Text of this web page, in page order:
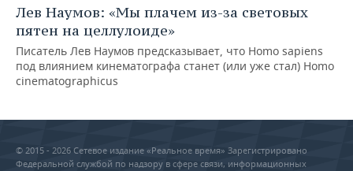
Лев Наумов: «Мы плачем из-за световых
пятен на целлулоиде»
Писатель Лев Наумов предсказывает, что Homo sapiens
под влиянием кинематографа станет (или уже стал) Homo
cinematographicus
© 2015 - 2026 Сетевое издание «Реальное время» Зарегистрировано
Федеральной службой по надзору в сфере связи, информационных